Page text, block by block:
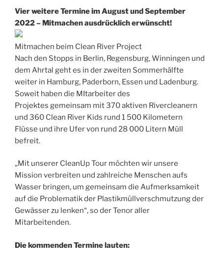
Vier weitere Termine im August und September
2022 – Mitmachen ausdrücklich erwünscht!
Mitmachen beim Clean River Project
Nach den Stopps in Berlin, Regensburg, Winningen und
dem Ahrtal geht es in der zweiten Sommerhälfte
weiter in Hamburg, Paderborn, Essen und Ladenburg.
Soweit haben die MItarbeiter des
Projektes gemeinsam mit 370 aktiven Rivercleanern
und 360 Clean River Kids rund 1 500 Kilometern
Flüsse und ihre Ufer von rund 28 000 Litern Müll
befreit.
„Mit unserer CleanUp Tour möchten wir unsere
Mission verbreiten und zahlreiche Menschen aufs
Wasser bringen, um gemeinsam die Aufmerksamkeit
auf die Problematik der Plastikmüllverschmutzung der
Gewässer zu lenken“, so der Tenor aller
Mitarbeitenden.
Die kommenden Termine lauten: